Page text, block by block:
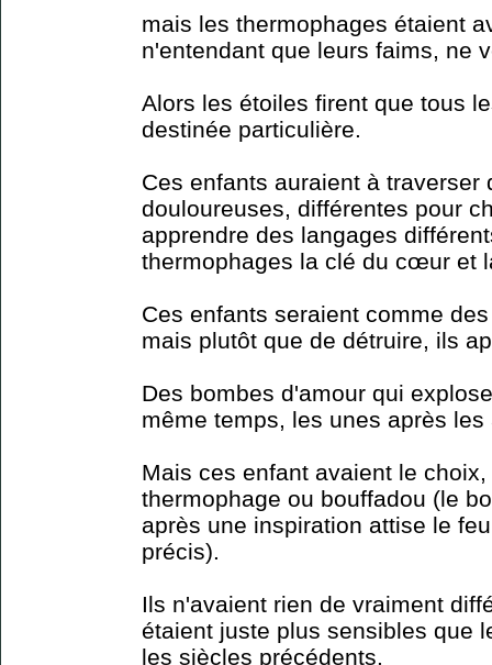
mais les thermophages étaient
n'entendant que leurs faims, ne
Alors les étoiles firent que tous
destinée particulière.
Ces enfants auraient à traverser
douloureuses, différentes pour
apprendre des langages
thermophages la clé du cœur et
Ces enfants seraient comme
mais plutôt que de détruire, ils
Des bombes d'amour qui
même temps, les unes après les
Mais ces enfant avaient le
thermophage ou bouffadou (le
après une inspiration attise le
précis).
Ils n'avaient rien de vraiment
étaient juste plus sensibles que
les siècles précédents.